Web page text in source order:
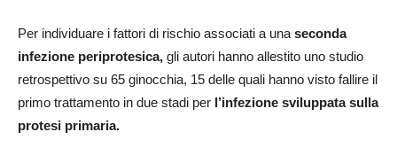
Per individuare i fattori di rischio associati a una seconda
infezione periprotesica, gli autori hanno allestito uno studio
retrospettivo su 65 ginocchia, 15 delle quali hanno visto fallire il
primo trattamento in due stadi per l’infezione sviluppata sulla
protesi primaria.